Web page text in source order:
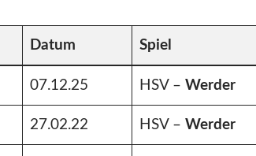
Datum Spiel
07.12.25 HSV – Werder
27.02.22 HSV – Werder